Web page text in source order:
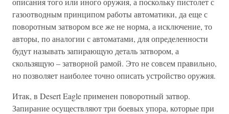
газоотводным принципом работы автоматики, да еще с
поворотным затвором все же не норма, а исключение, то
авторы, по аналогии с автоматами, для определенности
будут называть запирающую деталь затвором, а
скользящую – затворной рамой. Это не совсем правильно,
но позволяет наиболее точно описать устройство оружия.
Итак, в Desert Eagle применен поворотный затвор.
Запирание осуществляют три боевых упора, которые при